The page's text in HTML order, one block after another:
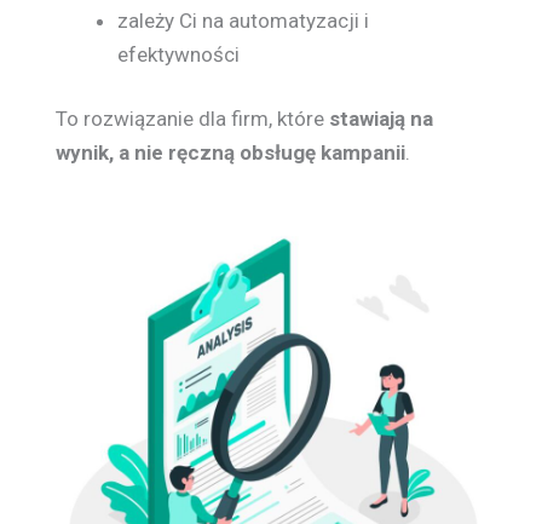
zależy Ci na automatyzacji i
efektywności
To rozwiązanie dla firm, które stawiają na
wynik, a nie ręczną obsługę kampanii.